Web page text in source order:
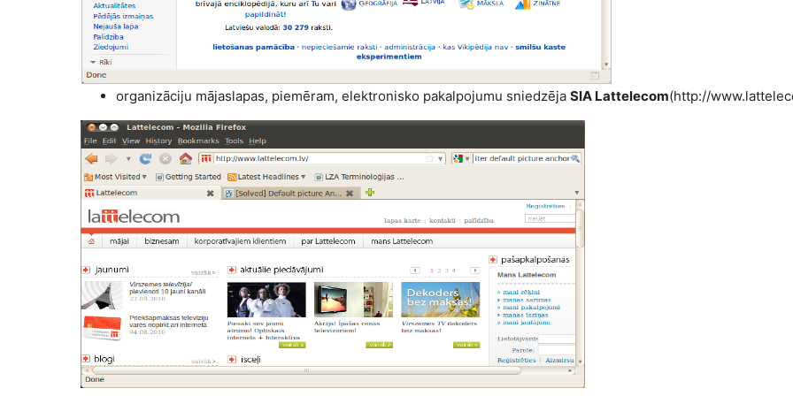
organizāciju mājaslapas, piemēram, elektronisko pakalpojumu sniedzēja SIA Lattelecom(http://